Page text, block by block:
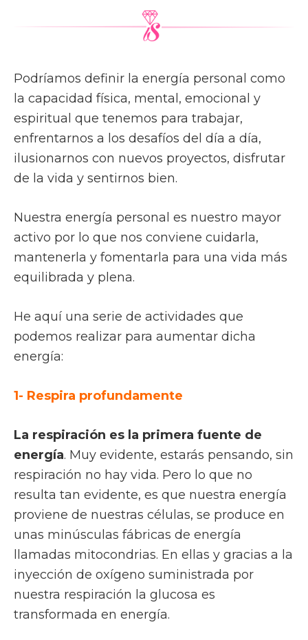
Podríamos definir la energía personal como
la capacidad física, mental, emocional y
espiritual que tenemos para trabajar,
enfrentarnos a los desafíos del día a día,
ilusionarnos con nuevos proyectos, disfrutar
de la vida y sentirnos bien.
Nuestra energía personal es nuestro mayor
activo por lo que nos conviene cuidarla,
mantenerla y fomentarla para una vida más
equilibrada y plena.
He aquí una serie de actividades que
podemos realizar para aumentar dicha
energía:
1- Respira profundamente
La respiración es la primera fuente de
energía. Muy evidente, estarás pensando, sin
respiración no hay vida. Pero lo que no
resulta tan evidente, es que nuestra energía
proviene de nuestras células, se produce en
unas minúsculas fábricas de energía
llamadas mitocondrias. En ellas y gracias a la
inyección de oxígeno suministrada por
nuestra respiración la glucosa es
transformada en energía.